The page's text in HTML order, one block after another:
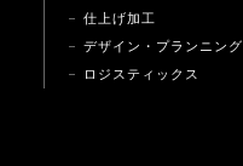
仕上げ加工
デザイン・プランニング
ロジスティックス